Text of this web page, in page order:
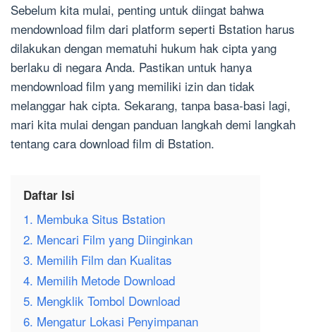
Sebelum kita mulai, penting untuk diingat bahwa
mendownload film dari platform seperti Bstation harus
dilakukan dengan mematuhi hukum hak cipta yang
berlaku di negara Anda. Pastikan untuk hanya
mendownload film yang memiliki izin dan tidak
melanggar hak cipta. Sekarang, tanpa basa-basi lagi,
mari kita mulai dengan panduan langkah demi langkah
tentang cara download film di Bstation.
Daftar Isi
1. Membuka Situs Bstation
2. Mencari Film yang Diinginkan
3. Memilih Film dan Kualitas
4. Memilih Metode Download
5. Mengklik Tombol Download
6. Mengatur Lokasi Penyimpanan